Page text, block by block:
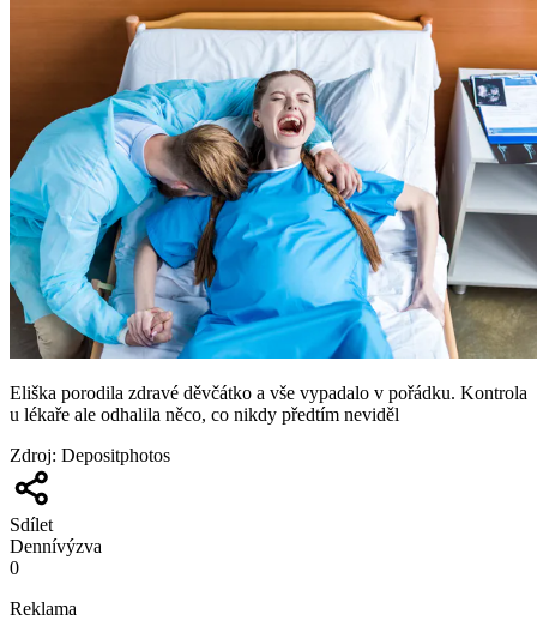
Eliška porodila zdravé děvčátko a vše vypadalo v pořádku. Kontrola
u lékaře ale odhalila něco, co nikdy předtím neviděl
Zdroj: Depositphotos
Sdílet
Dennívýzva
0
Reklama